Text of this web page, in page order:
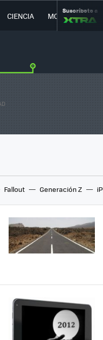
CIENCIA MOVILIDAD
Suscríbete a
Fallout Generación Z